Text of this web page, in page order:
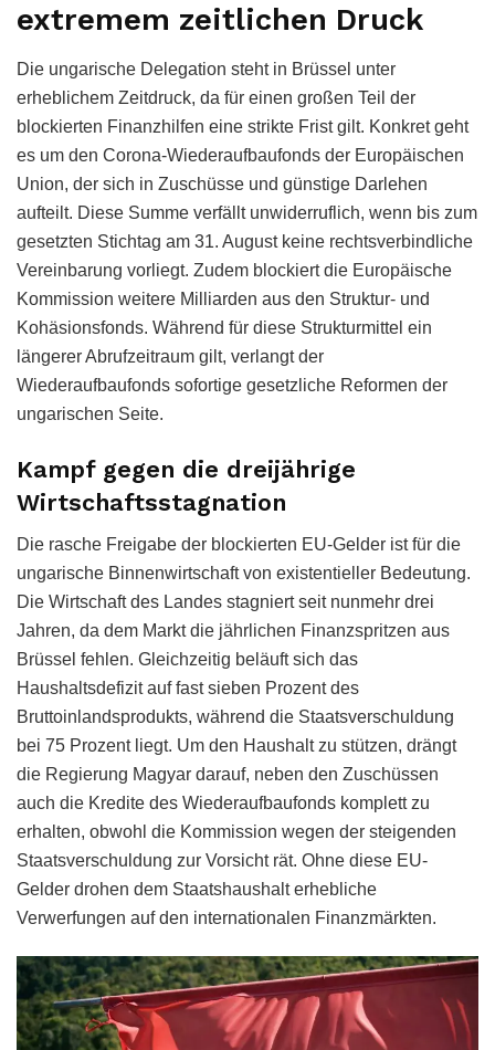
extremem zeitlichen Druck
Die ungarische Delegation steht in Brüssel unter
erheblichem Zeitdruck, da für einen großen Teil der
blockierten Finanzhilfen eine strikte Frist gilt. Konkret geht
es um den Corona-Wiederaufbaufonds der Europäischen
Union, der sich in Zuschüsse und günstige Darlehen
aufteilt. Diese Summe verfällt unwiderruflich, wenn bis zum
gesetzten Stichtag am 31. August keine rechtsverbindliche
Vereinbarung vorliegt. Zudem blockiert die Europäische
Kommission weitere Milliarden aus den Struktur- und
Kohäsionsfonds. Während für diese Strukturmittel ein
längerer Abrufzeitraum gilt, verlangt der
Wiederaufbaufonds sofortige gesetzliche Reformen der
ungarischen Seite.
Kampf gegen die dreijährige
Wirtschaftsstagnation
Die rasche Freigabe der blockierten EU-Gelder ist für die
ungarische Binnenwirtschaft von existentieller Bedeutung.
Die Wirtschaft des Landes stagniert seit nunmehr drei
Jahren, da dem Markt die jährlichen Finanzspritzen aus
Brüssel fehlen. Gleichzeitig beläuft sich das
Haushaltsdefizit auf fast sieben Prozent des
Bruttoinlandsprodukts, während die Staatsverschuldung
bei 75 Prozent liegt. Um den Haushalt zu stützen, drängt
die Regierung Magyar darauf, neben den Zuschüssen
auch die Kredite des Wiederaufbaufonds komplett zu
erhalten, obwohl die Kommission wegen der steigenden
Staatsverschuldung zur Vorsicht rät. Ohne diese EU-
Gelder drohen dem Staatshaushalt erhebliche
Verwerfungen auf den internationalen Finanzmärkten.